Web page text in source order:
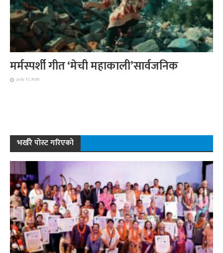
मर्मस्पर्शी गीत ‘मेची महाकाली’सार्वजनिक
July 17, 2026
भर्खरै पोस्ट गरिएको